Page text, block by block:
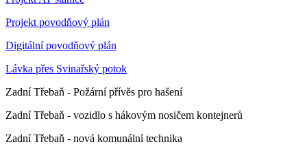
Projekt povodňový plán
Digitální povodňový plán
Lávka přes Svinařský potok
Zadní Třebaň - Požární přívěs pro hašení
Zadní Třebaň - vozidlo s hákovým nosičem kontejnerů
Zadní Třebaň - nová komunální technika